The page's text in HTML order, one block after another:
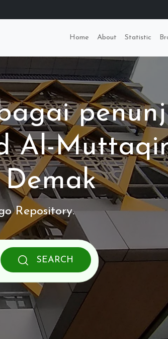
Home About Statistic
Al-
Repository.
SEARCH